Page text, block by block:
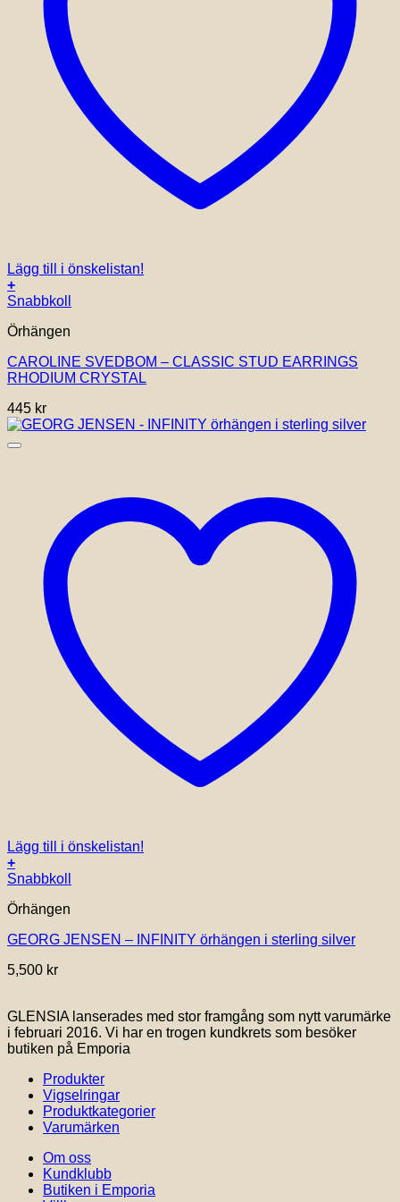
Lägg till i önskelistan!
+
Snabbkoll
Örhängen
CAROLINE SVEDBOM – CLASSIC STUD EARRINGS
RHODIUM CRYSTAL
445 kr
Lägg till i önskelistan!
+
Snabbkoll
Örhängen
GEORG JENSEN – INFINITY örhängen i sterling silver
5,500 kr
GLENSIA lanserades med stor framgång som nytt varumärke
i februari 2016. Vi har en trogen kundkrets som besöker
butiken på Emporia
Produkter
Vigselringar
Produktkategorier
Varumärken
Om oss
Kundklubb
Butiken i Emporia